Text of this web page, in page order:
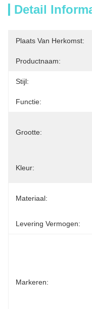
Detail
Plaats Van Herkomst:
Productnaam:
Stijl:
Functie:
Grootte:
Kleur:
Materiaal:
Levering Vermogen:
Markeren: